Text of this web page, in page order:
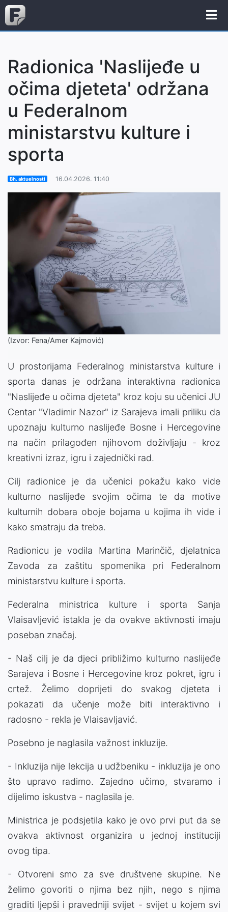
Radionica 'Naslijeđe u
očima djeteta' održana
u Federalnom
ministarstvu kulture i
sporta
Bh. aktuelnosti 16.04.2026. 11:40
(Izvor: Fena/Amer Kajmović)
U prostorijama Federalnog ministarstva kulture i
sporta danas je održana interaktivna radionica
"Naslijeđe u očima djeteta" kroz koju su učenici JU
Centar "Vladimir Nazor" iz Sarajeva imali priliku da
upoznaju kulturno naslijeđe Bosne i Hercegovine
na način prilagođen njihovom doživljaju - kroz
kreativni izraz, igru i zajednički rad.
Cilj radionice je da učenici pokažu kako vide
kulturno naslijeđe svojim očima te da motive
kulturnih dobara oboje bojama u kojima ih vide i
kako smatraju da treba.
Radionicu je vodila Martina Marinčič, djelatnica
Zavoda za zaštitu spomenika pri Federalnom
ministarstvu kulture i sporta.
Federalna ministrica kulture i sporta Sanja
Vlaisavljević istakla je da ovakve aktivnosti imaju
poseban značaj.
- Naš cilj je da djeci približimo kulturno naslijeđe
Sarajeva i Bosne i Hercegovine kroz pokret, igru i
crtež. Želimo doprijeti do svakog djeteta i
pokazati da učenje može biti interaktivno i
radosno - rekla je Vlaisavljavić.
Posebno je naglasila važnost inkluzije.
- Inkluzija nije lekcija u udžbeniku - inkluzija je ono
što upravo radimo. Zajedno učimo, stvaramo i
dijelimo iskustva - naglasila je.
Ministrica je podsjetila kako je ovo prvi put da se
ovakva aktivnost organizira u jednoj instituciji
ovog tipa.
- Otvoreni smo za sve društvene skupine. Ne
želimo govoriti o njima bez njih, nego s njima
graditi ljepši i pravedniji svijet - svijet u kojem svi